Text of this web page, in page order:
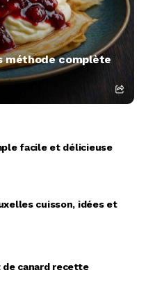
méthode complète
facile et délicieuse
cuisson, idées et
canard recette